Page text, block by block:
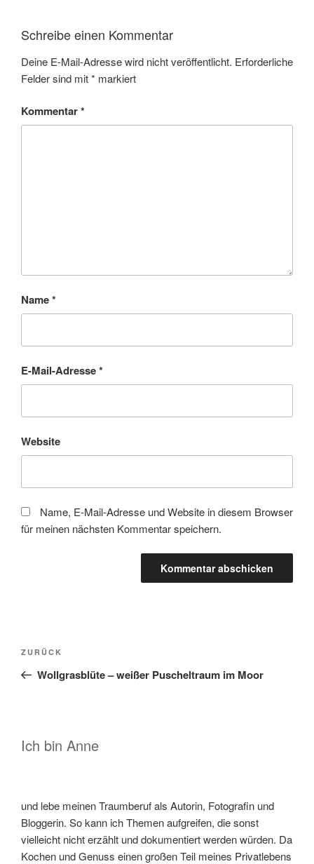
Schreibe einen Kommentar
Deine E-Mail-Adresse wird nicht veröffentlicht. Erforderliche
Felder sind mit* markiert
Kommentar*
Name*
E-Mail-Adresse*
Website
Name, E-Mail-Adresse und Website in diesem Browser
für meinen nächsten Kommentar speichern.
Beitragsnavigation
Vorheriger
Beitrag
ZURÜCK
Wollgrasblüte – weißer Puscheltraum im Moor
Ich bin Anne
und lebe meinen Traumberuf als Autorin, Fotografin und
Bloggerin. So kann ich Themen aufgreifen, die sonst
vielleicht nicht erzählt und dokumentiert werden würden. Da
Kochen und Genuss einen großen Teil meines Privatlebens